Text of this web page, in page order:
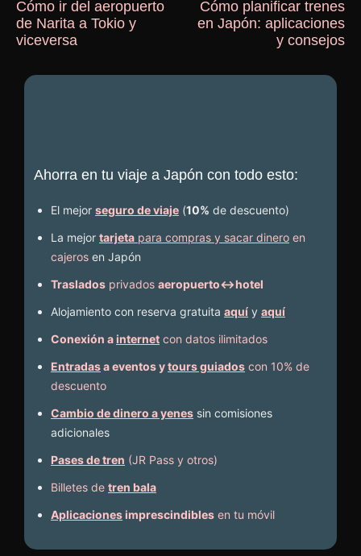
Cómo ir del aeropuerto
de Narita a Tokio y
viceversa
Cómo planificar trenes
en Japón: aplicaciones
y consejos
Ahorra en tu viaje a Japón con todo esto:
El mejor seguro de viaje (10% de descuento)
La mejor tarjeta para compras y sacar dinero en
cajeros en Japón
Traslados privados aeropuerto↔hotel
Alojamiento con reserva gratuita aquí y aquí
Conexión ainternet con datos ilimitados
Entradasa eventos ytours guiados con 10% de
descuento
Cambio de dinero a yenes sin comisiones
adicionales
Pases de tren (JR Pass y otros)
Billetes de tren bala
Aplicacionesimprescindibles en tu móvil